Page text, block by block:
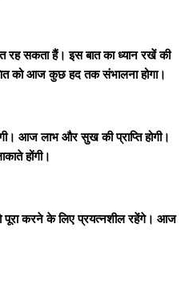
रह सकता हैं। इस बात का ध्यान रखें की
को आज कुछ हद तक संभालना होगा।
आज लाभ और सुख की प्राप्ति होगी।
होंगी।
करने के लिए प्रयत्नशील रहेंगे। आज